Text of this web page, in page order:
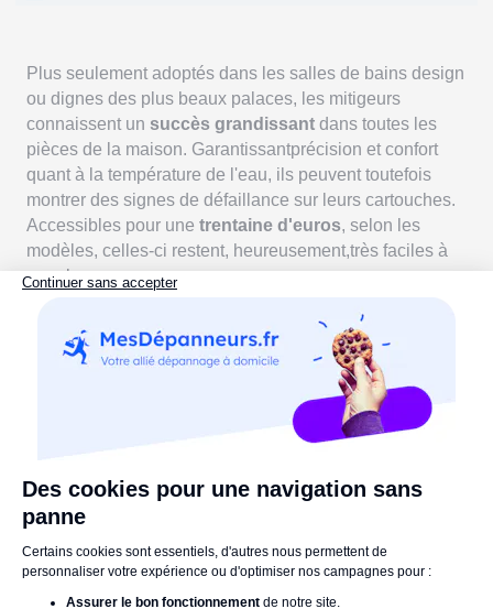
Plus seulement adoptés dans les salles de bains design
ou dignes des plus beaux palaces, les mitigeurs
connaissent un succès grandissant dans toutes les
pièces de la maison. Garantissantprécision et confort
quant à la température de l'eau, ils peuvent toutefois
montrer des signes de défaillance sur leurs cartouches.
Accessibles pour une trentaine d'euros, selon les
modèles, celles-ci restent, heureusement,très faciles à
remplacer.
nous un commentaire !
Comment bien réagir en cas de fuite d'eau ? 6 règles
le problème
Le mitigeur thermostatique de douche